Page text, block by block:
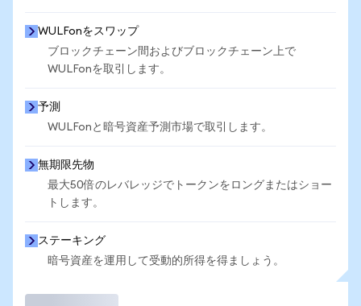
WULFonをスワップ
ブロックチェーン間およびブロックチェーン上で
WULFonを取引します。
予測
WULFonと暗号資産予測市場で取引します。
無期限先物
最大50倍のレバレッジでトークンをロングまたはショー
トします。
ステーキング
暗号資産を運用して受動的所得を得ましょう。